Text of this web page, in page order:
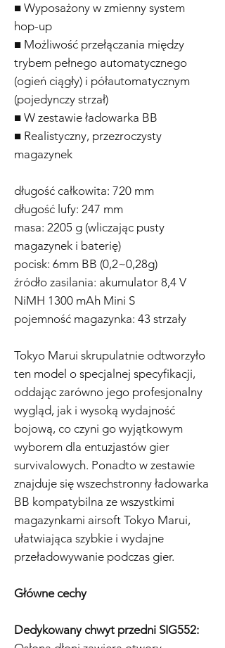
■ Wyposażony w zmienny system
hop-up
■ Możliwość przełączania między
trybem pełnego automatycznego
(ogień ciągły) i półautomatycznym
(pojedynczy strzał)
■ W zestawie ładowarka BB
■ Realistyczny, przezroczysty
magazynek
długość całkowita: 720 mm
długość lufy: 247 mm
masa: 2205 g (wliczając pusty
magazynek i baterię)
pocisk: 6mm BB (0,2~0,28g)
źródło zasilania: akumulator 8,4 V
NiMH 1300 mAh Mini S
pojemność magazynka: 43 strzały
Tokyo Marui skrupulatnie odtworzyło
ten model o specjalnej specyfikacji,
oddając zarówno jego profesjonalny
wygląd, jak i wysoką wydajność
bojową, co czyni go wyjątkowym
wyborem dla entuzjastów gier
survivalowych. Ponadto w zestawie
znajduje się wszechstronny ładowarka
BB kompatybilna ze wszystkimi
magazynkami airsoft Tokyo Marui,
ułatwiająca szybkie i wydajne
przeładowywanie podczas gier.
Główne cechy
Dedykowany chwyt przedni SIG552: